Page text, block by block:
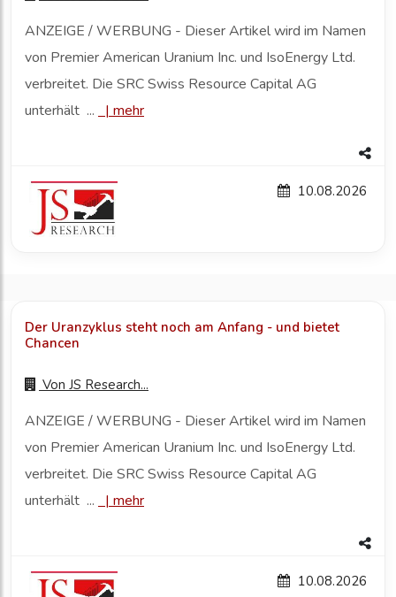
ANZEIGE / WERBUNG - Dieser Artikel wird im Namen
von Premier American Uranium Inc. und IsoEnergy Ltd.
verbreitet. Die SRC Swiss Resource Capital AG
unterhält ... |mehr
10.08.2026
Der Uranzyklus steht noch am Anfang - und bietet
Chancen
Von JS Research...
ANZEIGE / WERBUNG - Dieser Artikel wird im Namen
von Premier American Uranium Inc. und IsoEnergy Ltd.
verbreitet. Die SRC Swiss Resource Capital AG
unterhält ...
| mehr
10.08.2026